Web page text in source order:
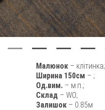
Малюнок – клітинка;
Ширина 150см – ;
Од.вим. – м.п.;
Склад – WO;
Залишок – 0.85м